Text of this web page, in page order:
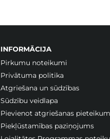
INFORMĀCIJA
Pirkumu noteikumi
Privātuma politika
Atgriešana un sūdzības
Sūdzību veidlapa
Pievienot atgriešanas
Piekļūstamības paziņojums